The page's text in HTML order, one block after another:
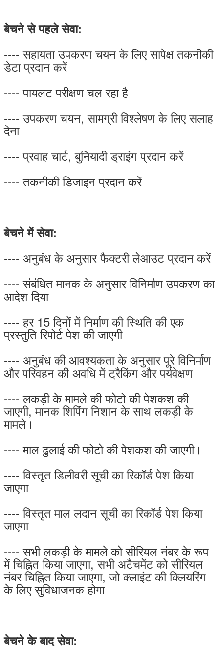
बेचने से पहले सेवा:
---- सहायता उपकरण चयन के लिए सापेक्ष तकनीकी
डेटा प्रदान करें
---- पायलट परीक्षण चल रहा है
---- उपकरण चयन, सामग्री विश्लेषण के लिए सलाह
देना
---- प्रवाह चार्ट, बुनियादी ड्राइंग प्रदान करें
---- तकनीकी डिजाइन प्रदान करें
बेचने में सेवा:
---- अनुबंध के अनुसार फैक्टरी लेआउट प्रदान करें
---- संबंधित मानक के अनुसार विनिर्माण उपकरण का
आदेश दिया
---- हर 15 दिनों में निर्माण की स्थिति की एक
प्रस्तुति रिपोर्ट पेश की जाएगी
---- अनुबंध की आवश्यकता के अनुसार पूरे विनिर्माण
और परिवहन की अवधि में ट्रैकिंग और पर्यवेक्षण
---- लकड़ी के मामले की फोटो की पेशकश की
जाएगी, मानक शिपिंग निशान के साथ लकड़ी के
मामले।
---- माल ढुलाई की फोटो की पेशकश की जाएगी।
---- विस्तृत डिलीवरी सूची का रिकॉर्ड पेश किया
जाएगा
---- विस्तृत माल लदान सूची का रिकॉर्ड पेश किया
जाएगा
---- सभी लकड़ी के मामले को सीरियल नंबर के रूप
में चिह्नित किया जाएगा, सभी अटैचमेंट को सीरियल
नंबर चिह्नित किया जाएगा, जो क्लाइंट की क्लियरिंग
के लिए सुविधाजनक होगा
बेचने के बाद सेवा: